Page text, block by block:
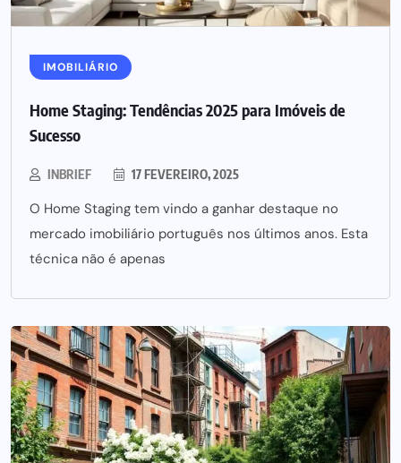
IMOBILIÁRIO
Home Staging: Tendências 2025 para Imóveis de
Sucesso
INBRIEF 17 FEVEREIRO, 2025
O Home Staging tem vindo a ganhar destaque no
mercado imobiliário português nos últimos anos. Esta
técnica não é apenas